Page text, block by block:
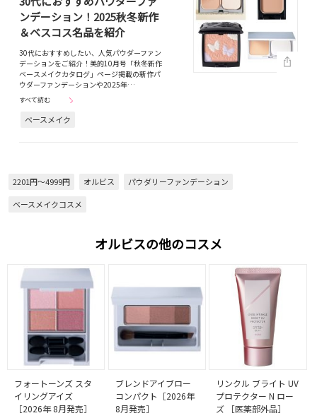
ンデーション！2025秋冬新作
＆ベスコス名品を紹介
30代におすすめしたい、人気パウダーファン
デーションをご紹介！美的10月号「秋冬新作
ベースメイクカタログ」ページ掲載の新作パ
ウダーファンデーションや2025年…
すべて読む
ベースメイク
2201円～4999円 オルビス
パウダリーファンデーション
ベースメイクコスメ
オルビスの他のコスメ
フォートーンズ スタ
イリングアイズ
［2026年 8月発売］
ブレンドアイブロー
コンパクト［2026年
8月発売］
リンクル ブライト UV
プロテクター N ロー
ズ ［医薬部外品］